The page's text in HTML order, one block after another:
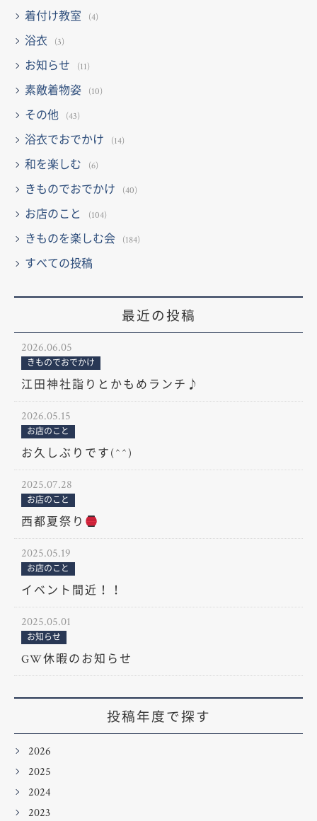
着付け教室 (4)
浴衣 (3)
お知らせ (11)
素敵着物姿 (10)
その他 (43)
浴衣でおでかけ (14)
和を楽しむ (6)
きものでおでかけ (40)
お店のこと (104)
きものを楽しむ会 (184)
すべての投稿
最近の投稿
2026.06.05
きものでおでかけ
江田神社詣りとかもめランチ♪
2026.05.15
お店のこと
お久しぶりです(^^)
2025.07.28
お店のこと
西都夏祭り
2025.05.19
お店のこと
イベント間近！！
2025.05.01
お知らせ
GW休暇のお知らせ
投稿年度で探す
2026
2025
2024
2023